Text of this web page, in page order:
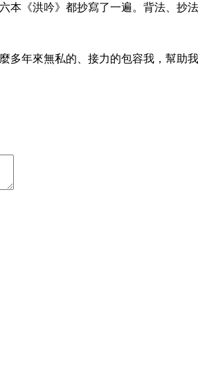
《洪吟》都抄寫了一遍。背法、抄
多年來無私的、接力的包容我，幫助我